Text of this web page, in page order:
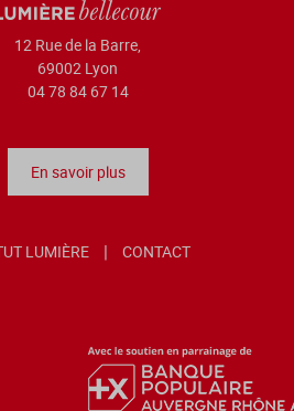
12 Rue de la Barre,
69002 Lyon
04 78 84 67 14
En savoir plus
LUMIÈRE CONTACT